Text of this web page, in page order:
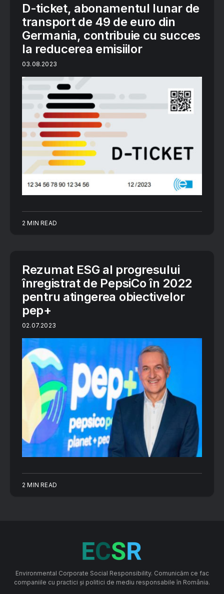
D-ticket, abonamentul lunar de
transport de 49 de euro din
Germania, contribuie cu succes
la reducerea emisiilor
03.08.2023
2 MIN READ
Rezumat ESG al progresului
înregistrat de PepsiCo în 2022
pentru atingerea obiectivelor
pep+
02.07.2023
2 MIN READ
Environmental Corporate Social Responsibility. Comunicăm ce fac
companiile cu practici și politici de mediu responsabile în România.